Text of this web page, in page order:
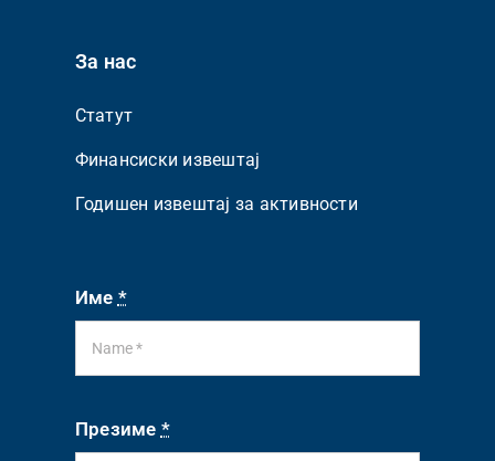
За нас
Статут
Финансиски извештај
Годишен извештај за активности
Име *
Презиме *